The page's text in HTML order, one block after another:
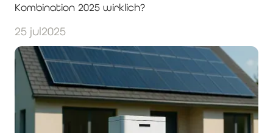
25 jul2025
Kombination 2025 wirklich?